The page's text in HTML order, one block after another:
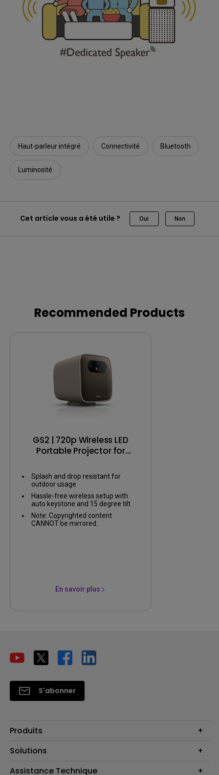
Haut-parleur intégré Connectivité Bluetooth
Luminosité
Cet article vous a été utile ? Oui Non
Recommended Products
GS2 | 720p Wireless LED
Portable Projector for
Splash and drop resistant for
outdoor usage
Hassle-free wireless setup with
auto keystone and 15 degree tilt
Note: Copyrighted content
CANNOT be mirrored.
En savoir plus
S'abonner
Produits
Vidéoprojecteurs
Solutions
Business Display
Assistance Technique